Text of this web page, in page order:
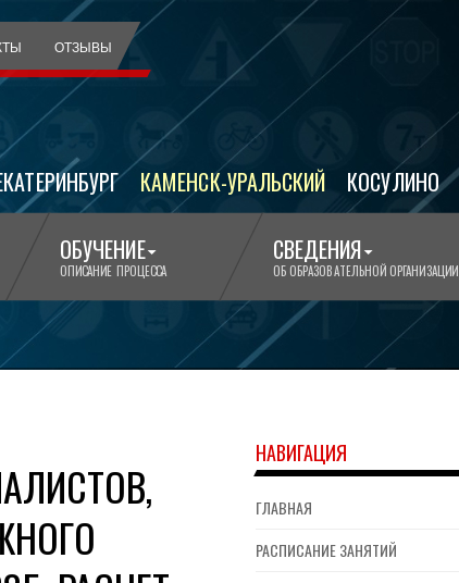
ОТЗЫВЫ
ОБУЧЕНИЕ
ОПИСАНИЕ ПРОЦЕССА
СВЕДЕНИЯ
ОБ ОБРАЗОВАТЕЛЬНОЙ ОРГАНИЗАЦИИ
КАМЕНСК-УРАЛЬСКИЙ КОСУЛИНО
НАВИГАЦИЯ
ГЛАВНАЯ
РАСПИСАНИЕ ЗАНЯТИЙ